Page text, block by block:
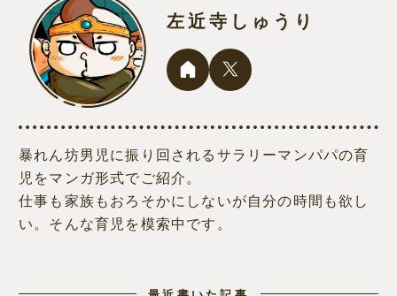
左近寺しゅうり
暴れん坊男児に振り回されるサラリーマンパパの育
児をマンガ形式でご紹介。
仕事も家族もおろそかにしないが自分の時間も欲し
い。そんな育児を模索中です。